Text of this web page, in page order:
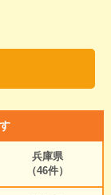
兵庫県
（46件）